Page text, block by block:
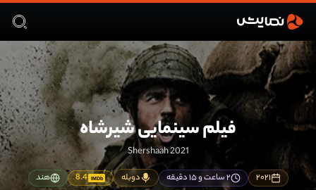
فیلم سینمایی شیرشاه
Shershaah 2021
۲۰۲۱ ۲ ساعت و ۱۵ دقیقه دوبله IMDb
8.4
هند